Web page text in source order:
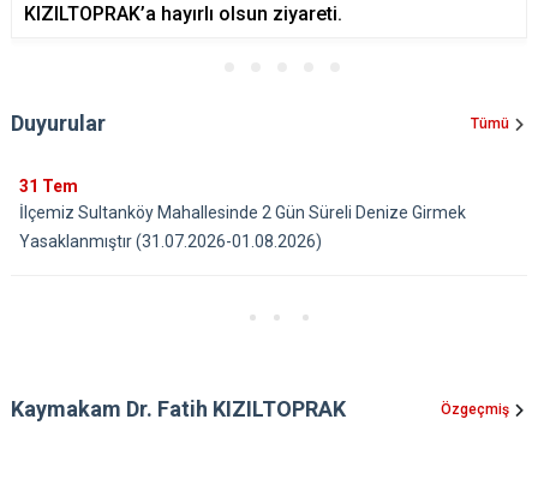
KIZILTOPRAK’a hayırlı olsun ziyareti.
Duyurular Tümü
31 Tem
İlçemiz Sultanköy Mahallesinde 2 Gün Süreli Denize Girmek
Yasaklanmıştır (31.07.2026-01.08.2026)
Kaymakam Dr. Fatih KIZILTOPRAK Özgeçmiş